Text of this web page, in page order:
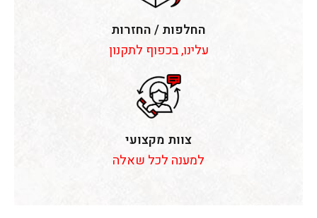
החלפות / החזרות
עלינו, בכפוף לתקנון
צוות מקצועי
למענה לכל שאלה